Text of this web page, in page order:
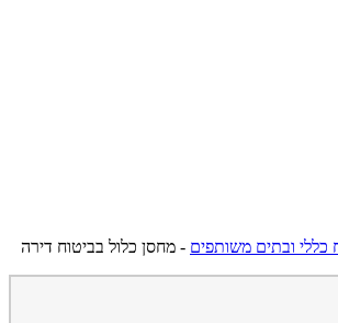
כללי ובתים משותפים - מחסן כלול בביטוח דירה